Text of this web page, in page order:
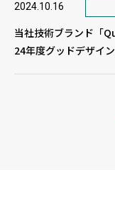
2024.10.16
当社技術ブランド「
24年度グッドデザイ